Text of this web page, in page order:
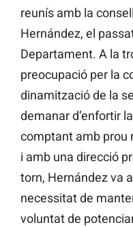
reunís amb la
Hernández, el
Departament. A la
preocupació per la
dinamització de la
demanar d’enfortir
comptant amb prou
i amb una direcció
torn, Hernández va
necessitat de
voluntat de